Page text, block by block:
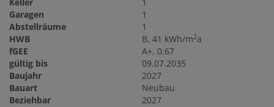
Garagen
1
Abstellräume
1
HWB
B, 41 kWh/m2a
fGEE
A+, 0,67
gültig bis
09.07.2035
Baujahr
2027
Bauart
Neubau
Beziehbar
2027